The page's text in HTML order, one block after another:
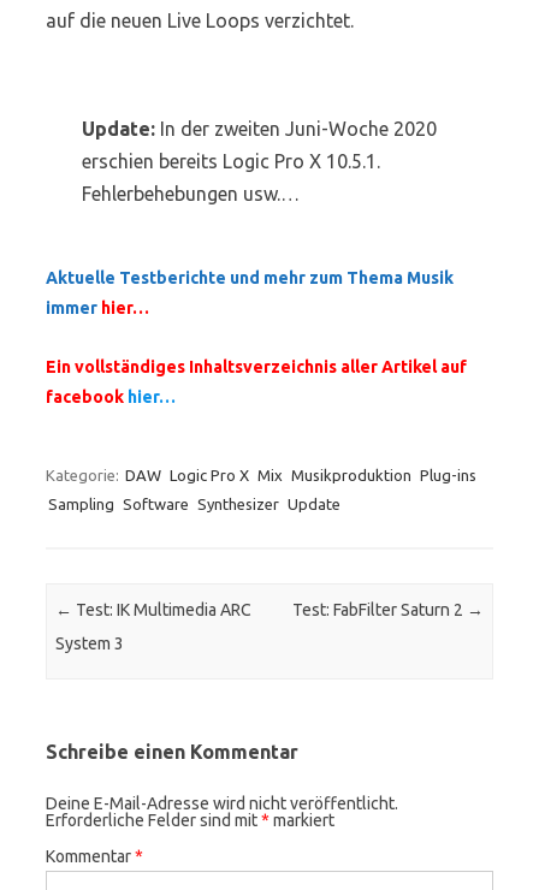
auf die neuen Live Loops verzichtet.
Update:In der zweiten Juni-Woche 2020
erschien bereits Logic Pro X 10.5.1.
Fehlerbehebungen usw.…
Aktuelle Testberichte und mehr zum Thema Musik
immer hier…
Ein vollständiges Inhaltsverzeichnis aller Artikel auf
facebook hier…
Kategorie: DAW Logic Pro X Mix Musikproduktion Plug-ins
Sampling Software Synthesizer Update
Beitrags-Navigation
← Test: IK Multimedia ARC
System 3
Test: FabFilter Saturn 2 →
Schreibe einen Kommentar
Deine E-Mail-Adresse wird nicht veröffentlicht.
Erforderliche Felder sind mit* markiert
Kommentar*